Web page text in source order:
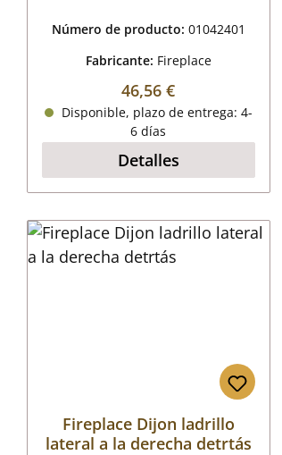
Número de producto: 01042401
Fabricante: Fireplace
Precio normal:
46,56 €
Disponible, plazo de entrega: 4-
6 días
Detalles
Fireplace Dijon ladrillo
lateral a la derecha detrtás